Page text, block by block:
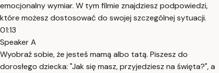
emocjonalny wymiar. W tym filmie znajdziesz podpowiedzi,
które możesz dostosować do swojej szczególnej sytuacji.
01:13
Speaker A
Wyobraź sobie, że jesteś mamą albo tatą. Piszesz do
dorosłego dziecka: "Jak się masz, przyjedziesz na święta?", a